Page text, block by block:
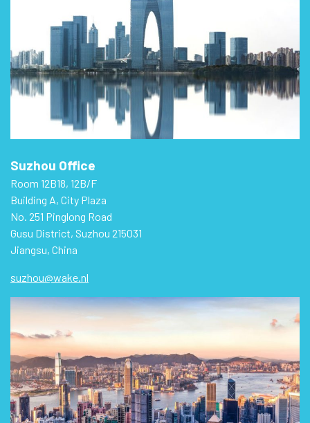
Suzhou Office
Room 12B18, 12B/F
Building A, City Plaza
No. 251 Pinglong Road
Gusu District, Suzhou 215031
Jiangsu, China
suzhou@wake.nl